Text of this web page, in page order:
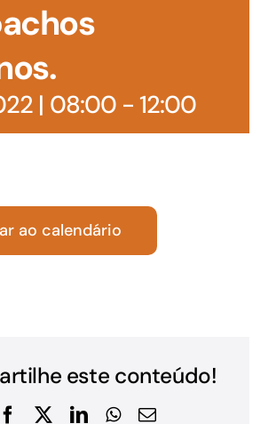
| 08:00- 12:00
ao calendário
este conteúdo!
Facebook
X LinkedInWhatsApp
E-